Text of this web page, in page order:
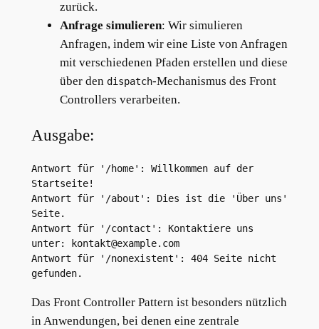
zurück.
Anfrage simulieren: Wir simulieren
Anfragen, indem wir eine Liste von Anfragen
mit verschiedenen Pfaden erstellen und diese
über den dispatch-Mechanismus des Front
Controllers verarbeiten.
Ausgabe:
Antwort für '/home': Willkommen auf der
Startseite!
Antwort für '/about': Dies ist die 'Über uns'
Seite.
Antwort für '/contact': Kontaktiere uns
unter: kontakt@example.com
Antwort für '/nonexistent': 404 Seite nicht
Das Front Controller Pattern ist besonders nützlich
in Anwendungen, bei denen eine zentrale